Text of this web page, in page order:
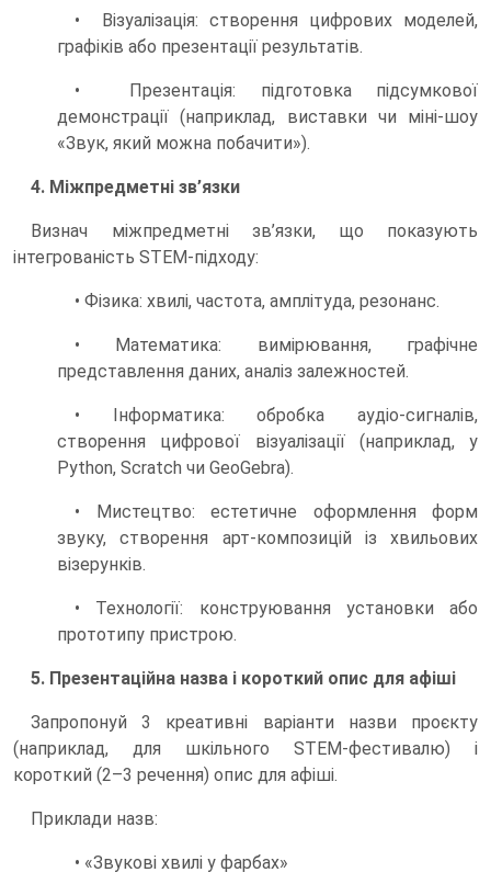
• Візуалізація: створення цифрових моделей,
графіків або презентації результатів.
• Презентація: підготовка підсумкової
демонстрації (наприклад, виставки чи міні-шоу
«Звук, який можна побачити»).
4. Міжпредметні зв’язки
Визнач міжпредметні зв’язки, що показують
інтегрованість STEM-підходу:
• Фізика: хвилі, частота, амплітуда, резонанс.
• Математика: вимірювання, графічне
представлення даних, аналіз залежностей.
• Інформатика: обробка аудіо-сигналів,
створення цифрової візуалізації (наприклад, у
Python, Scratch чи GeoGebra).
• Мистецтво: естетичне оформлення форм
звуку, створення арт-композицій із хвильових
візерунків.
• Технології: конструювання установки або
прототипу пристрою.
5. Презентаційна назва і короткий опис для афіші
Запропонуй 3 креативні варіанти назви проєкту
(наприклад, для шкільного STEM-фестивалю) і
короткий (2–3 речення) опис для афіші.
Приклади назв:
• «Звукові хвилі у фарбах»